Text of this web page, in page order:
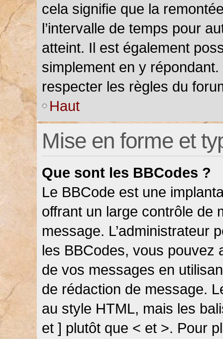
cela signifie que la
l’intervalle de temps pour
atteint. Il est également
simplement en y
respecter les règles du
Haut
Mise en forme et
Que sont les BBCodes ?
Le BBCode est une
offrant un large contrôle de
message. L’administrateur
les BBCodes, vous pouvez
de vos messages en
de rédaction de message.
au style HTML, mais les
et ] plutôt que < et >. Pour